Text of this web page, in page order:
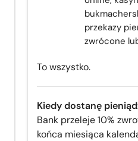
przekazy
zwrócone
To wszystko.
Kiedy dostanę
Bank przeleje 10%
końca miesiąca